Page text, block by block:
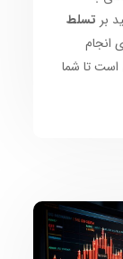
بر تسلط
انجام
است تا شما